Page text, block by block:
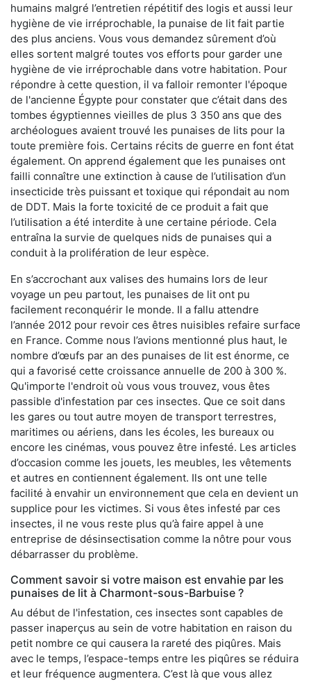
humains malgré l’entretien répétitif des logis et aussi leur
hygiène de vie irréprochable, la punaise de lit fait partie
des plus anciens. Vous vous demandez sûrement d’où
elles sortent malgré toutes vos efforts pour garder une
hygiène de vie irréprochable dans votre habitation. Pour
répondre à cette question, il va falloir remonter l'époque
de l'ancienne Égypte pour constater que c’était dans des
tombes égyptiennes vieilles de plus 3 350 ans que des
archéologues avaient trouvé les punaises de lits pour la
toute première fois. Certains récits de guerre en font état
également. On apprend également que les punaises ont
failli connaître une extinction à cause de l’utilisation d’un
insecticide très puissant et toxique qui répondait au nom
de DDT. Mais la forte toxicité de ce produit a fait que
l’utilisation a été interdite à une certaine période. Cela
entraîna la survie de quelques nids de punaises qui a
conduit à la prolifération de leur espèce.
En s’accrochant aux valises des humains lors de leur
voyage un peu partout, les punaises de lit ont pu
facilement reconquérir le monde. Il a fallu attendre
l’année 2012 pour revoir ces êtres nuisibles refaire surface
en France. Comme nous l’avions mentionné plus haut, le
nombre d’œufs par an des punaises de lit est énorme, ce
qui a favorisé cette croissance annuelle de 200 à 300 %.
Qu'importe l'endroit où vous vous trouvez, vous êtes
passible d'infestation par ces insectes. Que ce soit dans
les gares ou tout autre moyen de transport terrestres,
maritimes ou aériens, dans les écoles, les bureaux ou
encore les cinémas, vous pouvez être infesté. Les articles
d’occasion comme les jouets, les meubles, les vêtements
et autres en contiennent également. Ils ont une telle
facilité à envahir un environnement que cela en devient un
supplice pour les victimes. Si vous êtes infesté par ces
insectes, il ne vous reste plus qu’à faire appel à une
entreprise de désinsectisation comme la nôtre pour vous
débarrasser du problème.
Comment savoir si votre maison est envahie par les
punaises de lit à Charmont-sous-Barbuise ?
Au début de l'infestation, ces insectes sont capables de
passer inaperçus au sein de votre habitation en raison du
petit nombre ce qui causera la rareté des piqûres. Mais
avec le temps, l’espace-temps entre les piqûres se réduira
et leur fréquence augmentera. C’est là que vous allez